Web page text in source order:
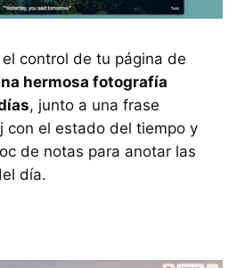
control de tu página de
hermosa fotografía
, junto a una frase
con el estado del tiempo y
de notas para anotar las
día.